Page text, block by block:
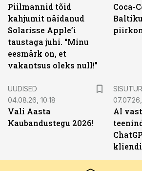
Piilmannid tõid
kahjumit näidanud
Solarisse Apple’i
taustaga juhi. “Minu
eesmärk on, et
vakantsus oleks null!”
Coca-
UUDISED
04.08.26, 10:18
Vali Aasta
Kaubandustegu 2026!
AI